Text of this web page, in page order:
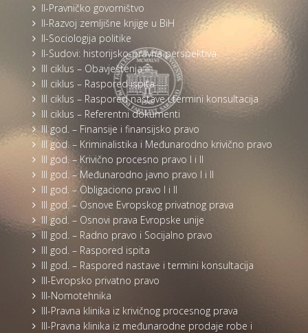
II-Pravničko govorništvo
II-Razvoj zemljišne knjige u BiH
II-Sociologija politike
II-Sudovi: historijsko-pravna perspektiva
III ciklus – Obavještenja
III ciklus – Raspored ispita
III ciklus – Raspored nastave i termini konsultacija
III ciklus – Referentni dokumenti
III god. – Finansije i finansijsko pravo
III god. – Kriminalistika i Međunarodno krivično pravo
III god. – Krivično procesno pravo I i II
III god. – Međunarodno javno pravo I i II
III god. – Obligaciono pravo I i II
III god. – Osnove Evropskog privatnog prava
III god. – Osnovi prava Evropske unije
III god. – Radno pravo i Socijalno pravo
III god. – Raspored ispita
III god. – Raspored nastave i termini konsultacija
III-Evropsko privatno pravo
III-Nomotehnika
III-Pravna klinika iz krivičnog procesnog prava
III-Pravna klinika iz međunarodne prodaje robe i